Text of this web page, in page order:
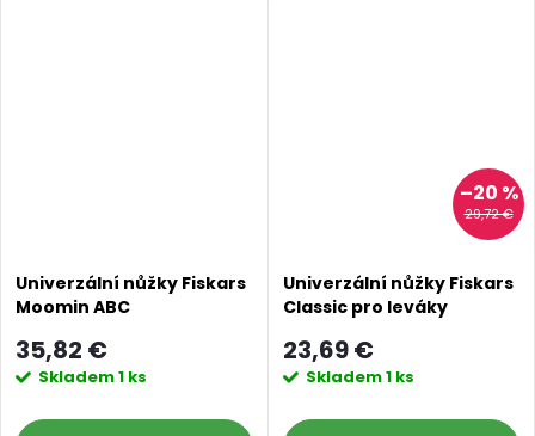
Univerzální nůžky Fiskars
Moomin ABC
35,82 €
Skladem1 ks
29,72 €
–20 %
Univerzální nůžky Fiskars
Classic pro leváky
23,69 €
Skladem1 ks